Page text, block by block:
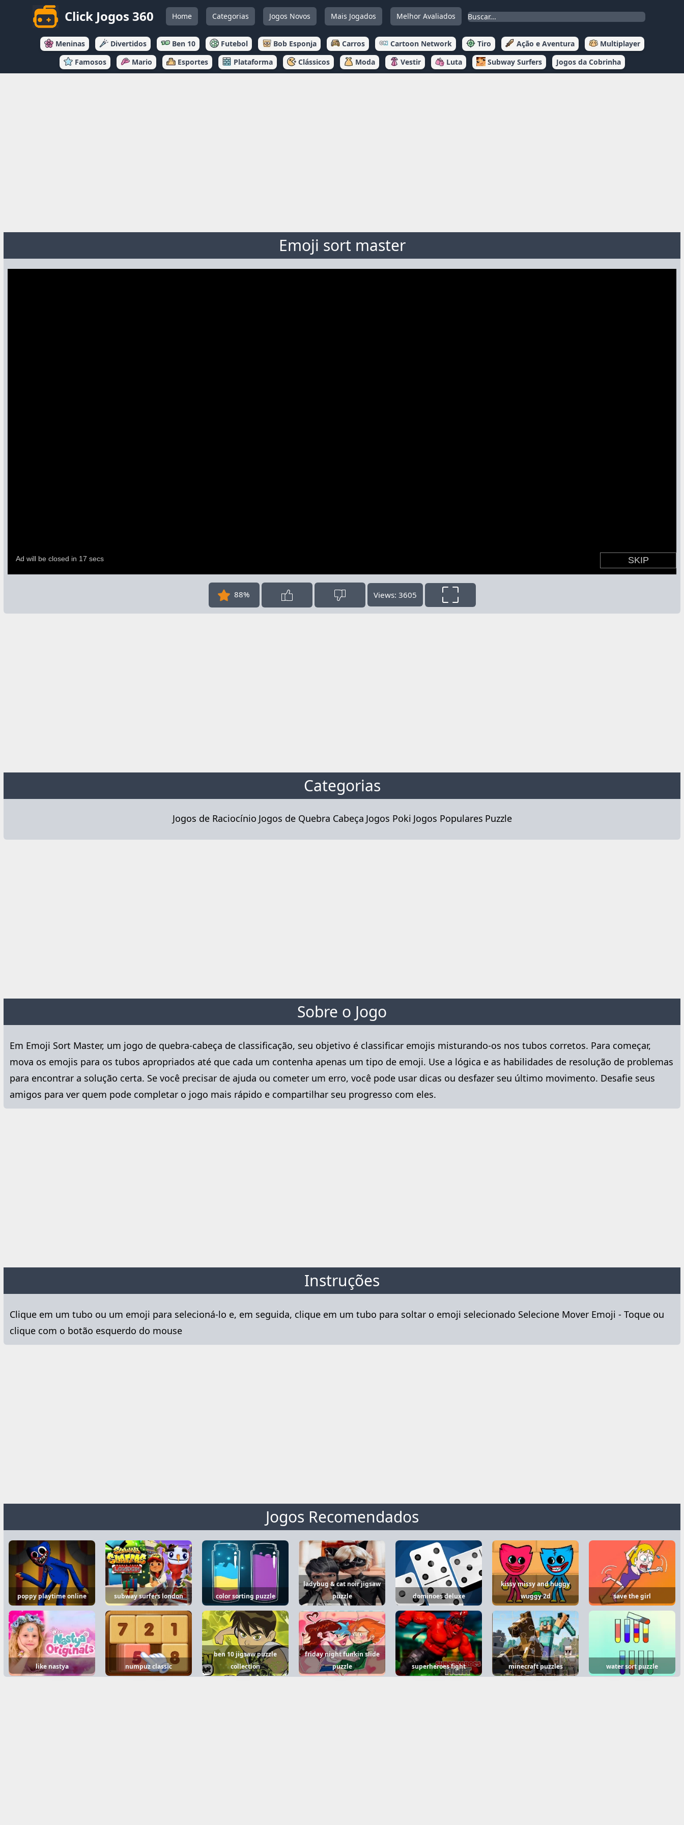
Click Jogos 360 Home Categorias Jogos Novos Mais Jogados Melhor Avaliados
Meninas Divertidos Ben 10 Futebol Bob Esponja Carros Cartoon Network Tiro Ação e Aventura
Multiplayer
Famosos
Mario Esportes Plataforma Clássicos Moda Vestir Luta Subway Surfers Jogos da Cobrinha
Emoji sort master
88% Views: 3605
Categorias
Jogos de Raciocínio Jogos de Quebra Cabeça Jogos Poki Jogos Populares Puzzle
Sobre o Jogo
Em Emoji Sort Master, um jogo de quebra-cabeça de classificação, seu objetivo é classificar emojis misturando-os nos tubos corretos. Para começar,
mova os emojis para os tubos apropriados até que cada um contenha apenas um tipo de emoji. Use a lógica e as habilidades de resolução de problemas
para encontrar a solução certa. Se você precisar de ajuda ou cometer um erro, você pode usar dicas ou desfazer seu último movimento. Desafie seus
amigos para ver quem pode completar o jogo mais rápido e compartilhar seu progresso com eles.
Instruções
Clique em um tubo ou um emoji para selecioná-lo e, em seguida, clique em um tubo para soltar o emoji selecionado Selecione Mover Emoji - Toque ou
clique com o botão esquerdo do mouse
Jogos Recomendados
poppy playtime online subway surfers london color sorting puzzle
ladybug & cat noir jigsaw
puzzle
dominoes deluxe
kissy missy and huggy
wuggy 2d
save the girl
like nastya numpuz classic
ben 10 jigsaw puzzle
collection
friday night funkin slide
puzzle
superheroes fight minecraft puzzles water sort puzzle